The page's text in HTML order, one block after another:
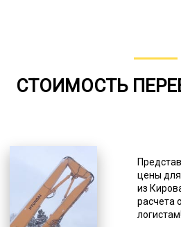
СТОИМОСТЬ
цены
из
расчета
логистам!